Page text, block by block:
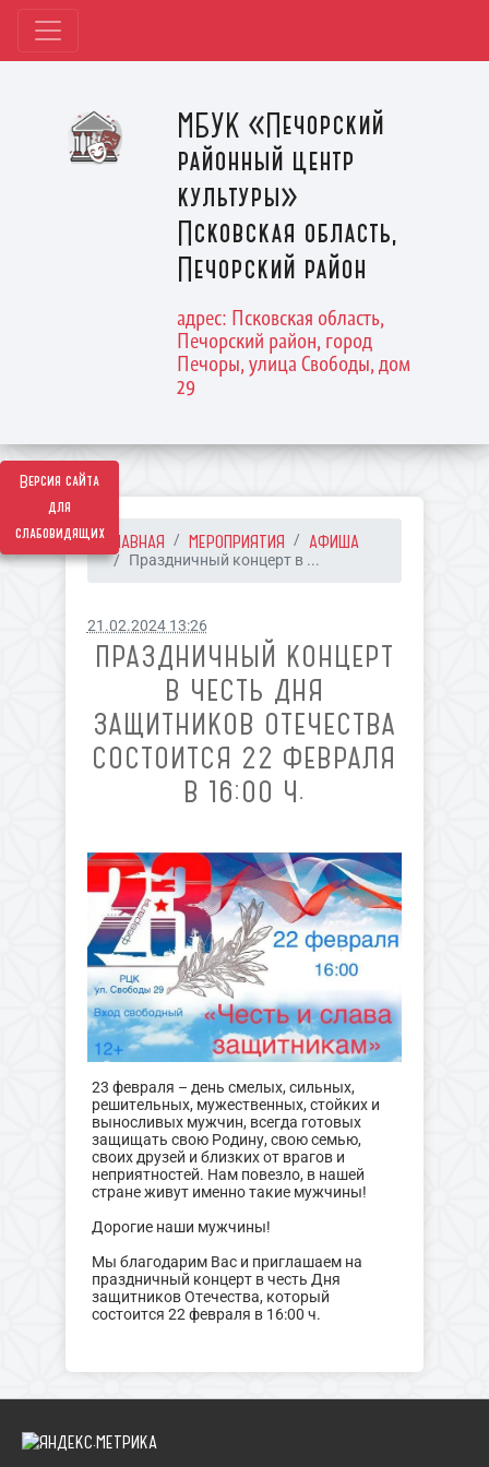
Версия сайта
для
слабовидящих
МБУК «Печорский
районный центр
культуры»
Псковская область,
Печорский район
адрес: Псковская область,
Печорский район, город
Печоры, улица Свободы, дом
29
ГЛАВНАЯ МЕРОПРИЯТИЯ АФИША
Праздничный концерт в ...
21.02.2024 13:26
ПРАЗДНИЧНЫЙ КОНЦЕРТ
В ЧЕСТЬ ДНЯ
ЗАЩИТНИКОВ ОТЕЧЕСТВА
СОСТОИТСЯ 22 ФЕВРАЛЯ
В 16:00 Ч.
23 февраля – день смелых, сильных,
решительных, мужественных, стойких и
выносливых мужчин, всегда готовых
защищать свою Родину, свою семью,
своих друзей и близких от врагов и
неприятностей. Нам повезло, в нашей
стране живут именно такие мужчины!
Дорогие наши мужчины!
Мы благодарим Вас и приглашаем на
праздничный концерт в честь Дня
защитников Отечества, который
состоится 22 февраля в 16:00 ч.